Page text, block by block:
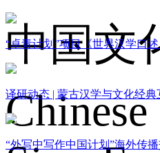
“卓青计划”项目《世界汉学口
译研动态 | 蒙古汉学与文化经
“外写中写作中国计划”海外传
中国文